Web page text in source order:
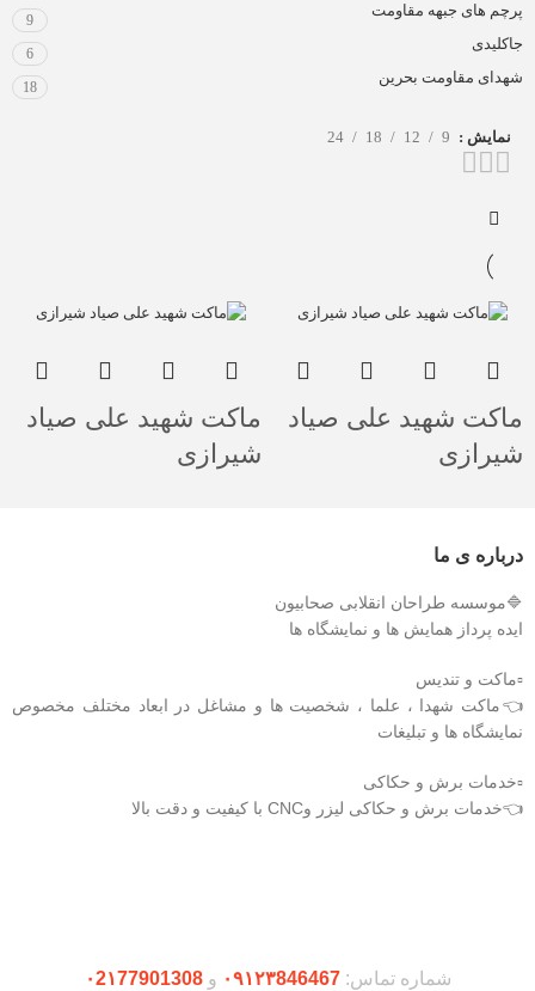
پرچم های جبهه مقاومت
9
جاکلیدی
6
شهدای مقاومت بحرین
18
نمایش 9
12
18
24
ماکت شهید علی صیاد
شیرازی
ماکت شهید علی صیاد
شیرازی
درباره ی ما
🔷موسسه طراحان انقلابی صحابیون
ایده پرداز همایش ها و نمایشگاه ها
▫️ماکت و تندیس
👈ماکت شهدا ، علما ، شخصیت ها و مشاغل در ابعاد مختلف مخصوص
نمایشگاه ها و تبلیغات
▫️خدمات برش و حکاکی
👈خدمات برش و حکاکی لیزر وCNC با کیفیت و دقت بالا
شماره تماس:۰۹۱۲۳846467 و۰2۱77901308